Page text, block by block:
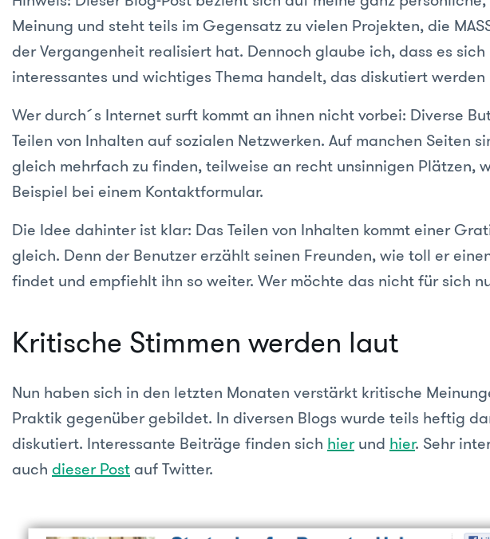
Meinung und steht teils im Gegensatz zu vielen Projekten, die
der Vergangenheit realisiert hat. Dennoch glaube ich, dass es sich
interessantes und wichtiges Thema handelt, das diskutiert werden
Wer durch´s Internet surft kommt an ihnen nicht vorbei: Diverse
Teilen von Inhalten auf sozialen Netzwerken. Auf manchen Seiten
gleich mehrfach zu finden, teilweise an recht unsinnigen Plätzen,
Beispiel bei einem Kontaktformular.
Die Idee dahinter ist klar: Das Teilen von Inhalten kommt einer
gleich. Denn der Benutzer erzählt seinen Freunden, wie toll er
findet und empfiehlt ihn so weiter. Wer möchte das nicht für sich
Kritische Stimmen werden laut
Nun haben sich in den letzten Monaten verstärkt kritische
Praktik gegenüber gebildet. In diversen Blogs wurde teils heftig
diskutiert. Interessante Beiträge finden sich hierund hier. Sehr
auch dieser Postauf Twitter.